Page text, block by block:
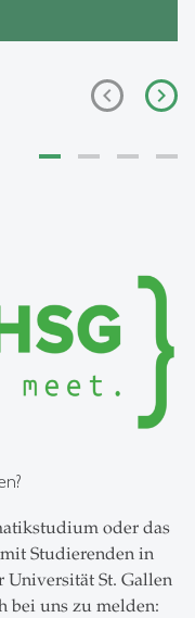
oder das
Studierenden in
Universität St. Gallen
bei uns zu melden: